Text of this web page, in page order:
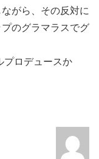
がら、その反対に
のグラマラスでグ
プロデュースか